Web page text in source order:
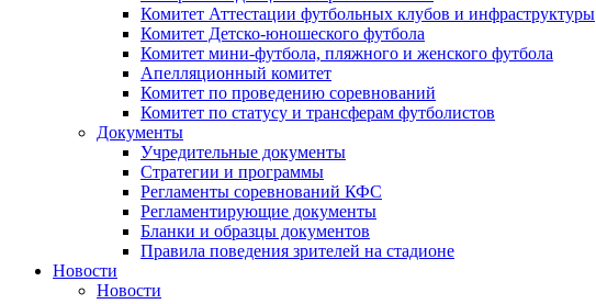
Комитет Аттестации футбольных клубов и инфраструктуры
Комитет Детско-юношеского футбола
Комитет мини-футбола, пляжного и женского футбола
Апелляционный комитет
Комитет по проведению соревнований
Комитет по статусу и трансферам футболистов
Документы
Учредительные документы
Стратегии и программы
Регламенты соревнований КФС
Регламентирующие документы
Бланки и образцы документов
Правила поведения зрителей на стадионе
Новости
Новости